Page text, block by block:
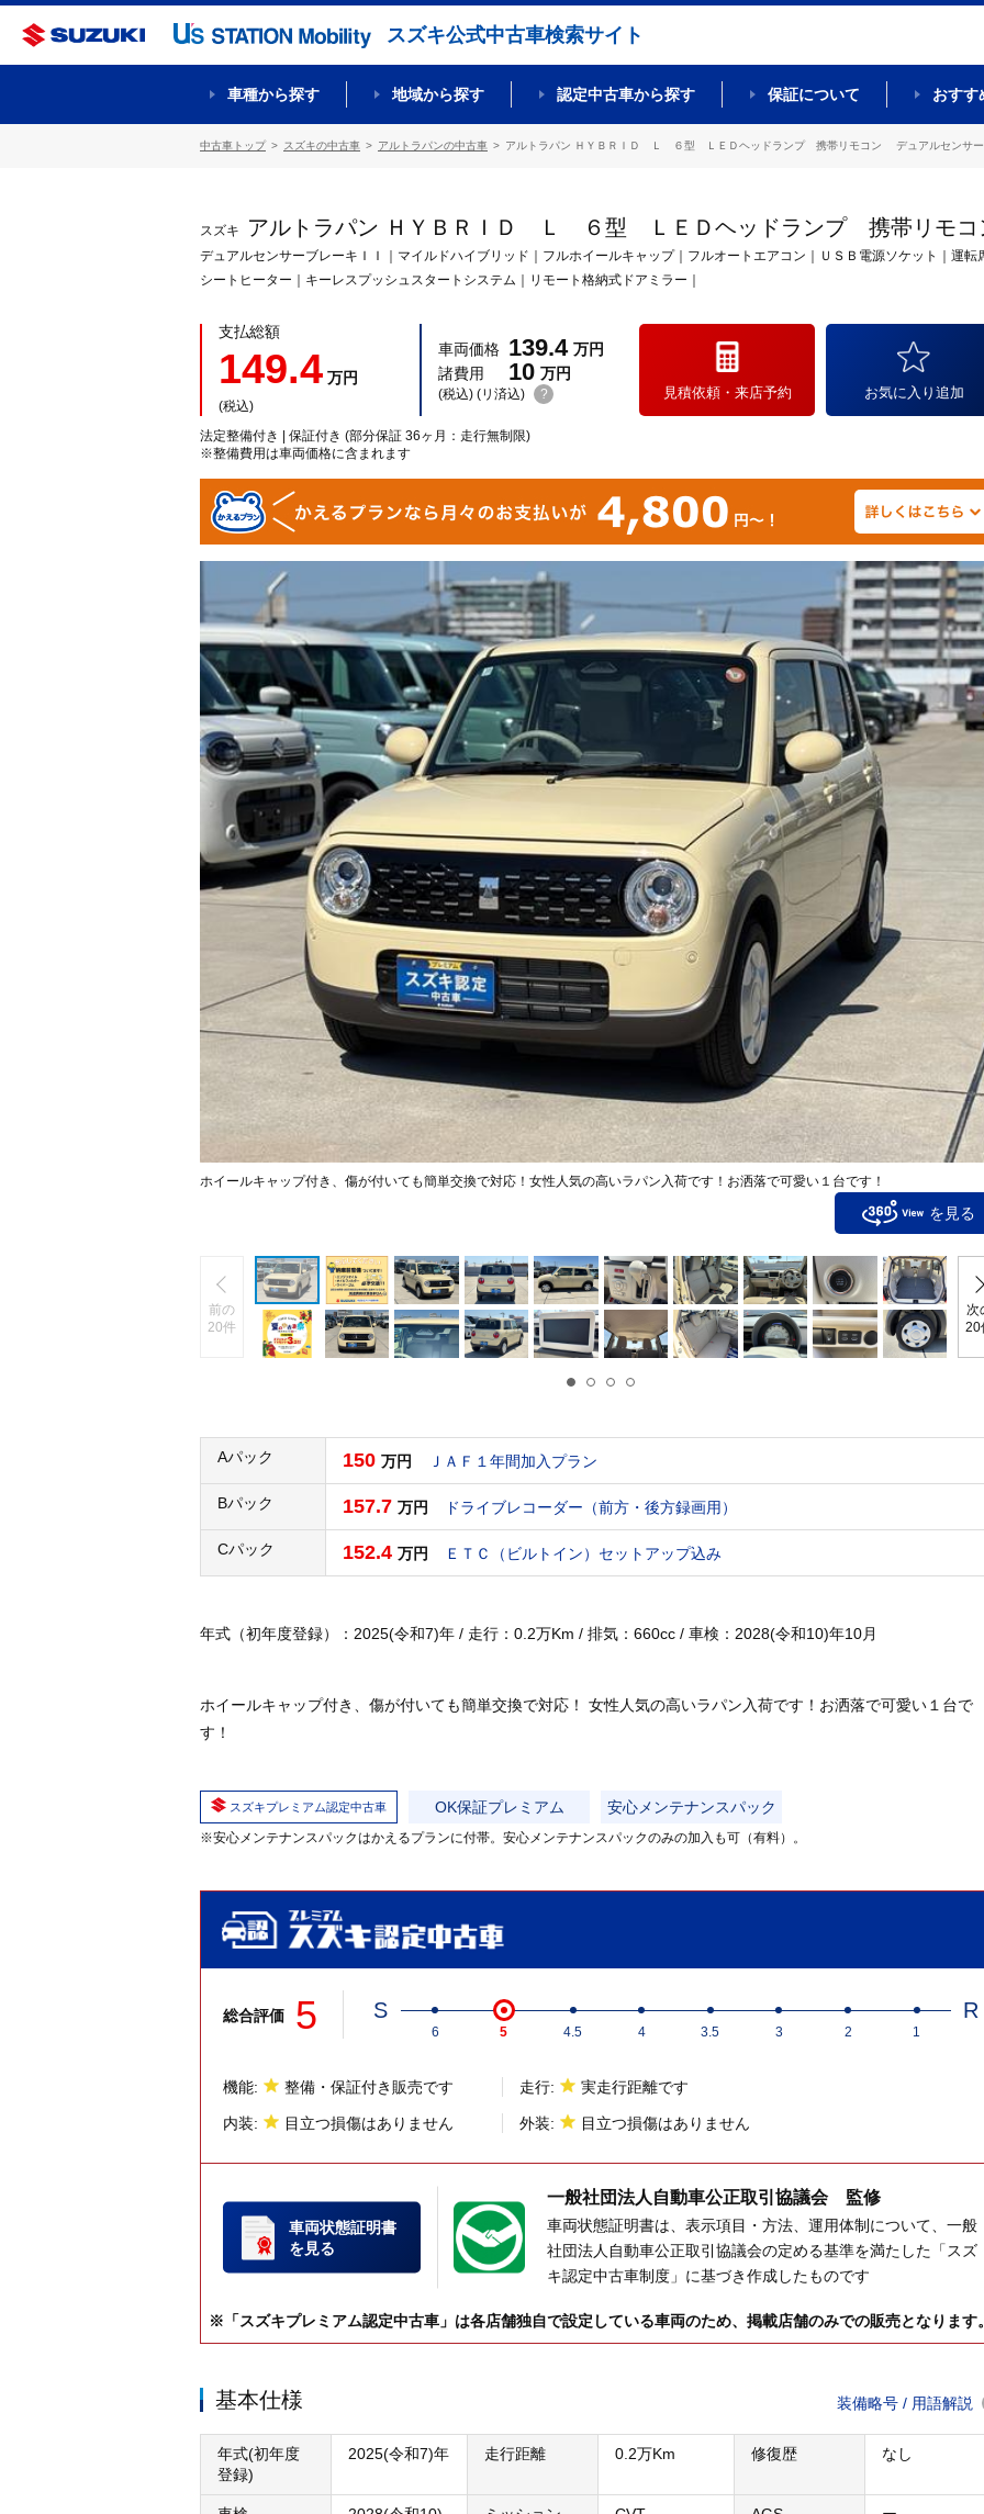
スズキ公式中古車検索サイト
車種から探す 地域から探す 認定中古車から探す 保証について おすす
中古車トップ スズキの中古車 アルトラパンの中古車 アルトラパン ＨＹＢＲＩＤ Ｌ ６型 ＬＥＤヘッドランプ 携帯リモコン デュアルセンサー
スズキ アルトラパン ＨＹＢＲＩＤ Ｌ ６型 ＬＥＤヘッドランプ 携帯リモコ
デュアルセンサーブレーキＩＩ｜マイルドハイブリッド｜フルホイールキャップ｜フルオートエアコン｜ＵＳＢ電源ソケット｜運転
シートヒーター｜キーレスプッシュスタートシステム｜リモート格納式ドアミラー｜
支払総額
149.4 万円
(税込)
車両価格 139.4 万円
諸費用
10 万円
(税込) (リ済込) ?
法定整備付き | 保証付き (部分保証 36ヶ月：走行無制限)
※整備費用は車両価格に含まれます
見積依頼・来店予約 お気に入り追加
ホイールキャップ付き、傷が付いても簡単交換で対応！女性人気の高いラパン入荷です！お洒落で可愛い１台です！
を見る
前の
20件
次
20
Aパック 150 万円 ＪＡＦ１年間加入プラン
Bパック 157.7 万円 ドライブレコーダー（前方・後方録画用）
Cパック 152.4 万円 ＥＴＣ（ビルトイン）セットアップ込み
年式（初年度登録）：2025(令和7)年 / 走行：0.2万Km / 排気：660cc / 車検：2028(令和10)年10月
ホイールキャップ付き、傷が付いても簡単交換で対応！ 女性人気の高いラパン入荷です！お洒落で可愛い１台で
す！
スズキプレミアム認定中古車 OK保証プレミアム 安心メンテナンスパック
※安心メンテナンスパックはかえるプランに付帯。安心メンテナンスパックのみの加入も可（有料）。
総合評価 5 S R
6 5 4.5 4 3.5 3 2 1
機能: 整備・保証付き販売です 走行: 実走行距離です
内装: 目立つ損傷はありません 外装: 目立つ損傷はありません
車両状態証明書
を見る
一般社団法人 自動車公正取引協議会 監修
車両状態証明書は、表示項目・方法、運用体制について、一般
社団法人自動車公正取引協議会の定める基準を満たした「スズ
キ認定中古車制度」に基づき作成したものです
※「スズキプレミアム認定中古車」は各店舗独自で設定している車両のため、掲載店舗のみでの販売となります
基本仕様 装備略号 / 用語解説
年式(初年度
登録)
2025(令和7)年 走行距離 0.2万Km 修復歴 なし